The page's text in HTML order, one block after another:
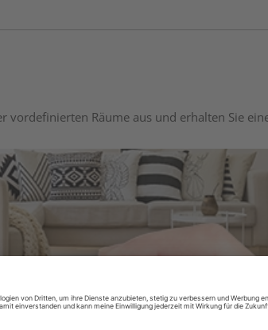
vordefinierten Räume aus und erhalten Sie
Raumplaner